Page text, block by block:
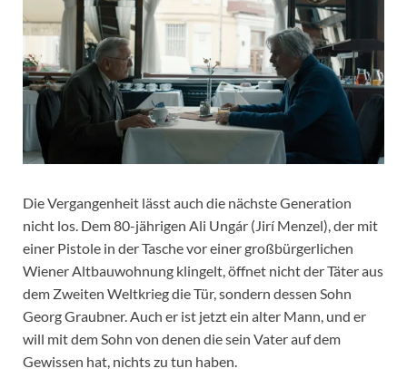
Die Vergangenheit lässt auch die nächste Generation
nicht los. Dem 80-jährigen Ali Ungár (Jirí Menzel), der mit
einer Pistole in der Tasche vor einer großbürgerlichen
Wiener Altbauwohnung klingelt, öffnet nicht der Täter aus
dem Zweiten Weltkrieg die Tür, sondern dessen Sohn
Georg Graubner. Auch er ist jetzt ein alter Mann, und er
will mit dem Sohn von denen die sein Vater auf dem
Gewissen hat, nichts zu tun haben.